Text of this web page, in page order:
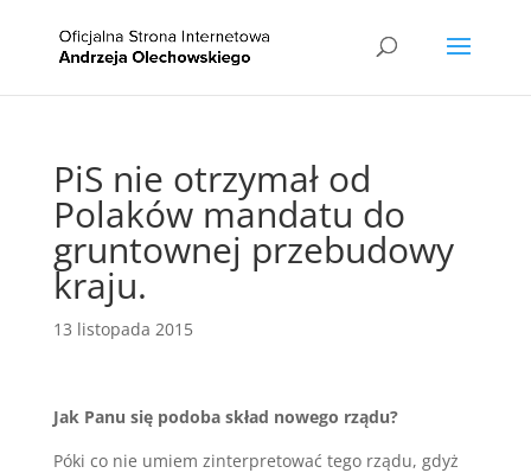
PiS nie otrzymał od
Polaków mandatu do
gruntownej przebudowy
kraju.
13 listopada 2015
Jak Panu się podoba skład nowego rządu?
Póki co nie umiem zinterpretować tego rządu, gdyż